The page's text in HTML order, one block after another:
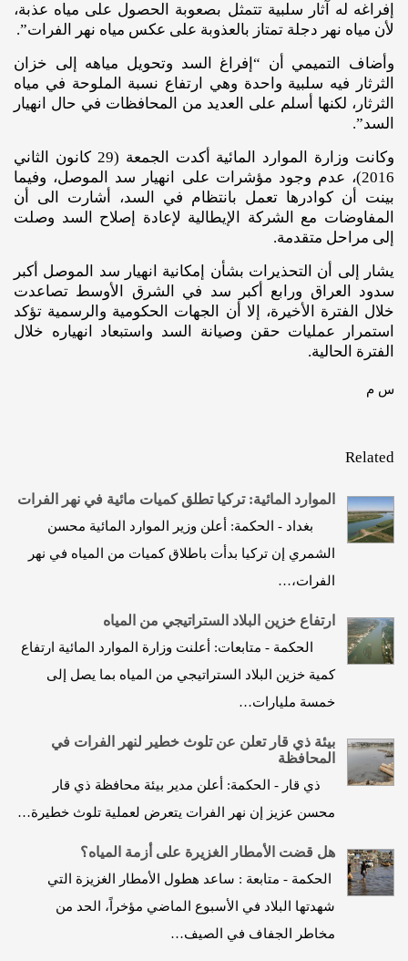
إفراغه له آثار سلبية تتمثل بصعوبة الحصول على مياه عذبة،
لأن مياه نهر دجلة تمتاز بالعذوبة على عكس مياه نهر الفرات”.
وأضاف التميمي أن “إفراغ السد وتحويل مياهه إلى خزان
الثرثار فيه سلبية واحدة وهي ارتفاع نسبة الملوحة في مياه
الثرثار، لكنها أسلم على العديد من المحافظات في حال انهيار
السد”.
وكانت وزارة الموارد المائية أكدت الجمعة (29 كانون الثاني
2016)، عدم وجود مؤشرات على انهيار سد الموصل، وفيما
بينت أن كوادرها تعمل بانتظام في السد، أشارت الى أن
المفاوضات مع الشركة الإيطالية لإعادة إصلاح السد وصلت
إلى مراحل متقدمة.
يشار إلى أن التحذيرات بشأن إمكانية انهيار سد الموصل أكبر
سدود العراق ورابع أكبر سد في الشرق الأوسط تصاعدت
خلال الفترة الأخيرة، إلا أن الجهات الحكومية والرسمية تؤكد
استمرار عمليات حقن وصيانة السد واستبعاد انهياره خلال
الفترة الحالية.
س م
Related
الموارد المائية: تركيا تطلق كميات مائية في نهر الفرات
بغداد - الحكمة: أعلن وزير الموارد المائية محسن
الشمري إن تركيا بدأت باطلاق كميات من المياه في نهر
الفرات،…
ارتفاع خزين البلاد الستراتيجي من المياه
الحكمة - متابعات: أعلنت وزارة الموارد المائية ارتفاع
كمية خزين البلاد الستراتيجي من المياه بما يصل إلى
خمسة مليارات…
بيئة ذي قار تعلن عن تلوث خطير لنهر الفرات في
المحافظة
ذي قار - الحكمة: أعلن مدير بيئة محافظة ذي قار
محسن عزيز إن نهر الفرات يتعرض لعملية تلوث خطيرة…
هل قضت الأمطار الغزيرة على أزمة المياه؟
الحكمة - متابعة : ساعد هطول الأمطار الغزيزة التي
شهدتها البلاد في الأسبوع الماضي مؤخراً، الحد من
مخاطر الجفاف في الصيف…